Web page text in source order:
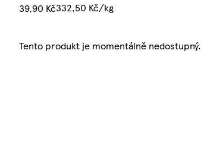
39,90 Kč332,50 Kč/kg
Tento produkt je momentálně nedostupný.